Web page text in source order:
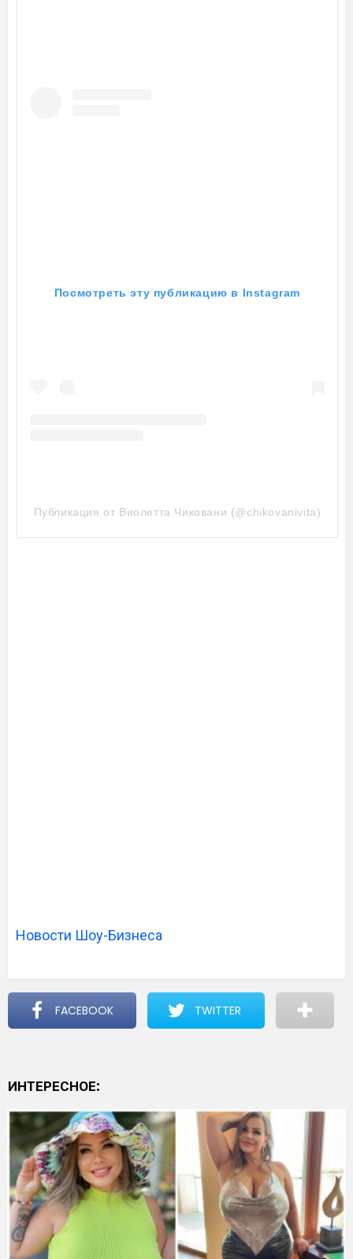
Посмотреть эту публикацию в Instagram
Публикация от Виолетта Чиковани (@chikovanivita)
Новости Шоу-Бизнеса
FACEBOOK TWITTER
ИНТЕРЕСНОЕ: